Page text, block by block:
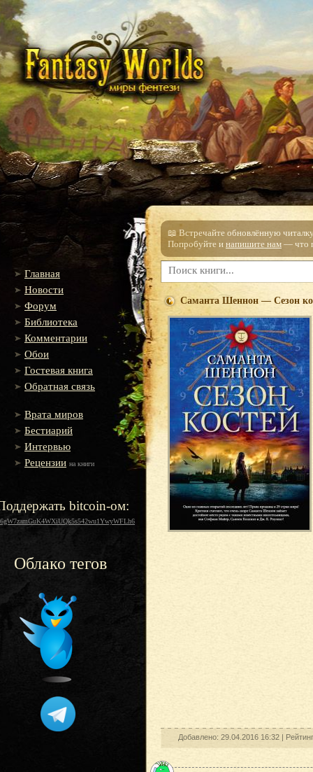
Главная
Новости
Форум
Библиотека
Комментарии
Обои
Гостевая книга
Обратная связь
Врата миров
Бестиарий
Интервью
Рецензии на книги
bitcoin-ом:
Облако тегов
📖 Встречайте обновлённую
Попробуйте и напишите нам — что
Саманта Шеннон — Сезон
Добавлено: 29.04.2016 16:32 |